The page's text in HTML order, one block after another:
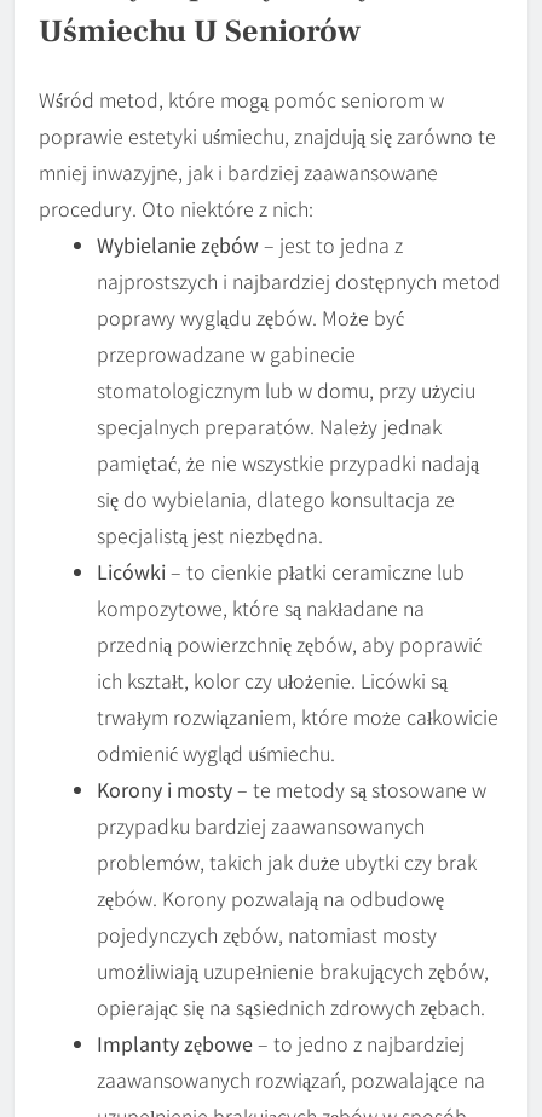
Uśmiechu U Seniorów
Wśród metod, które mogą pomóc seniorom w
poprawie estetyki uśmiechu, znajdują się zarówno te
mniej inwazyjne, jak i bardziej zaawansowane
procedury. Oto niektóre z nich:
Wybielanie zębów– jest to jedna z
najprostszych i najbardziej dostępnych metod
poprawy wyglądu zębów. Może być
przeprowadzane w gabinecie
stomatologicznym lub w domu, przy użyciu
specjalnych preparatów. Należy jednak
pamiętać, że nie wszystkie przypadki nadają
się do wybielania, dlatego konsultacja ze
specjalistą jest niezbędna.
Licówki– to cienkie płatki ceramiczne lub
kompozytowe, które są nakładane na
przednią powierzchnię zębów, aby poprawić
ich kształt, kolor czy ułożenie. Licówki są
trwałym rozwiązaniem, które może całkowicie
odmienić wygląd uśmiechu.
Korony i mosty– te metody są stosowane w
przypadku bardziej zaawansowanych
problemów, takich jak duże ubytki czy brak
zębów. Korony pozwalają na odbudowę
pojedynczych zębów, natomiast mosty
umożliwiają uzupełnienie brakujących zębów,
opierając się na sąsiednich zdrowych zębach.
Implanty zębowe– to jedno z najbardziej
zaawansowanych rozwiązań, pozwalające na